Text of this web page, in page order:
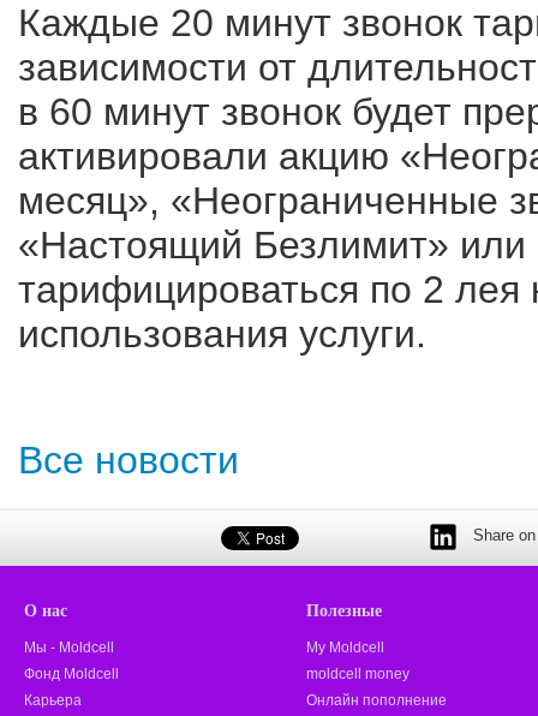
Каждые 20 минут звонок
зависимости от
в 60 минут звонок будет
активировали акцию
месяц», «Неограниченные
«Настоящий Безлимит» или
тарифицироваться по 2
использования услуги.
Все новости
Share
О нас
Мы - Moldcell
Фонд Moldcell
Карьера
Полезные
My Moldcell
moldcell money
Онлайн пополнение